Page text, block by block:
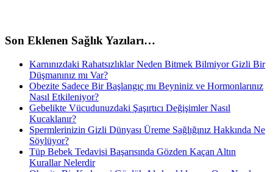
Son Eklenen Sağlık Yazıları…
Karnınızdaki Rahatsızlıklar Neden Bitmek Bilmiyor Gizli Bir
Düşmanınız mı Var?
Obezite Sadece Bir Başlangıç mı Beyniniz ve Hormonlarınız
Nasıl Etkileniyor?
Gebelikte Vücudunuzdaki Şaşırtıcı Değişimler Nasıl
Kucaklanır?
Spermlerinizin Gizli Dünyası Üreme Sağlığınız Hakkında Ne
Söylüyor?
Tüp Bebek Tedavisi Başarısında Gözden Kaçan Altın
Kurallar Nelerdir